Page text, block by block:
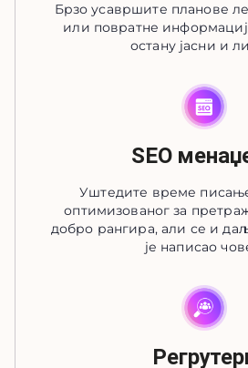
Брзо усавршите планове
или повратне
остану јасни и
SEO
Уштедите време
оптимизованог за
добро рангира, али се и
је написао